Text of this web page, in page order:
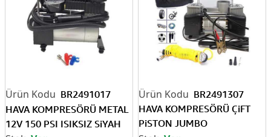
BR2491017
HAVA KOMPRESÖRÜ METAL
12V 150 PSI ISIKSIZ SiYAH
BR2491307
HAVA KOMPRESÖRÜ ÇiFT
PiSTON JUMBO